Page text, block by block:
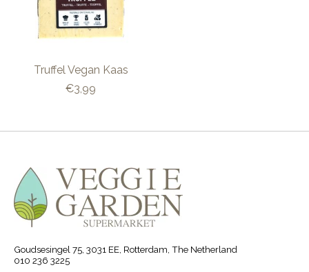
Truffel Vegan Kaas
€3,99
Goudsesingel 75, 3031 EE, Rotterdam, The Netherland
010 236 3225